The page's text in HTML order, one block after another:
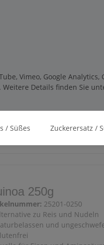
Vimeo, Google Analytics,
Details finden Sie
/ Süßes Zuckerersatz /
250g
25201-0250
zu Reis und Nudeln
und